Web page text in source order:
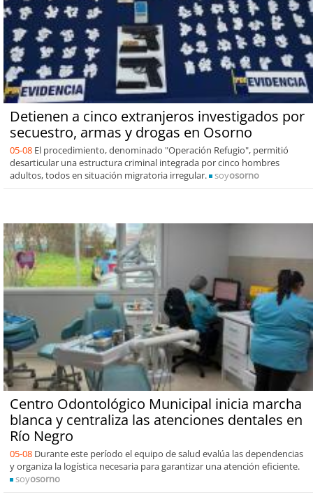
Detienen a cinco extranjeros investigados por
secuestro, armas y drogas en Osorno
05-08 El procedimiento, denominado "Operación Refugio", permitió
desarticular una estructura criminal integrada por cinco hombres
adultos, todos en situación migratoria irregular.
soyosorno
Centro Odontológico Municipal inicia marcha
blanca y centraliza las atenciones dentales en
Río Negro
05-08 Durante este período el equipo de salud evalúa las dependencias
y organiza la logística necesaria para garantizar una atención eficiente.
soyosorno